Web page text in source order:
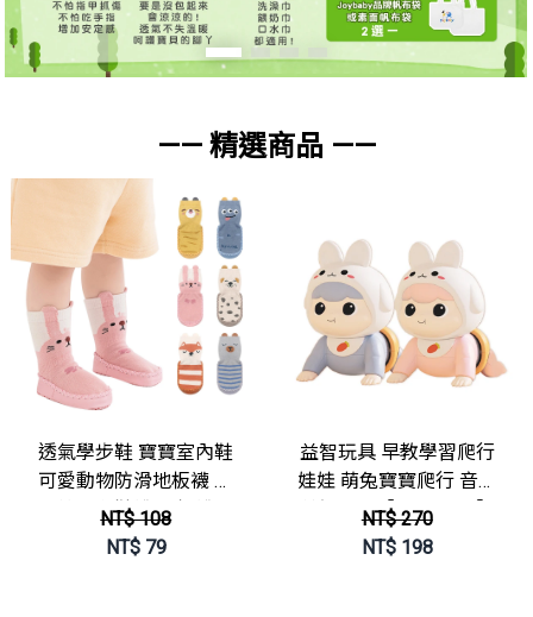
—— 精選商品 ——
透氣學步鞋 寶寶室內鞋
可愛動物防滑地板襪 中
筒嬰兒鞋襪 地板襪
【HC014】JoyBaby
NT$ 108
NT$79
益智玩具 早教學習爬行
娃娃 萌兔寶寶爬行 音樂
益智玩具【KON1321】
JoyBaby
NT$ 270
NT$198